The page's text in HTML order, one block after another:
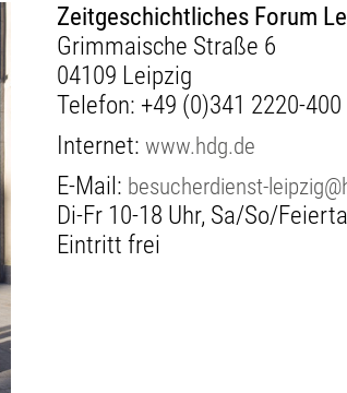
Zeitgeschichtliches Forum
Grimmaische Straße 6
04109 Leipzig
Telefon: +49 (0)341 2220-400
Internet:www.hdg.de
E-Mail: besucherdienst-
Di-Fr 10-18 Uhr, Sa/So/
Eintritt frei